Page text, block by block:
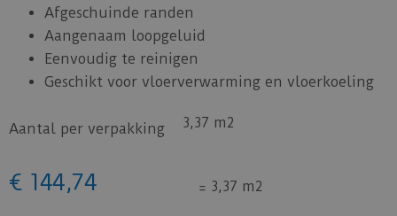
Afgeschuinde randen
Aangenaam loopgeluid
Eenvoudig te reinigen
Geschikt voor vloerverwarming en vloerkoeling
Aantal per verpakking 3,37 m2
€ 144,74 = 3,37 m2